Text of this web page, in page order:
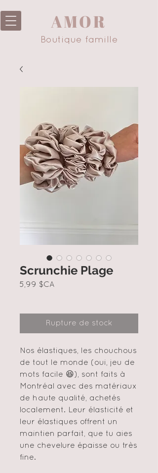
AMOR
Boutique famille
Scrunchie Plage
5,99 $CA
Rupture de stock
Nos élastiques, les chouchous
de tout le monde (oui, jeu de
mots facile 😆), sont faits à
Montréal avec des matériaux
de haute qualité, achetés
localement. Leur élasticité et
leur élastiques offrent un
maintien parfait, que tu aies
une chevelure épaisse ou très
fine.